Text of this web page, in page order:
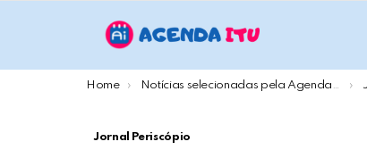
You are here:
Home Notícias selecionadas pela Agenda Itu
Jornal Periscópio